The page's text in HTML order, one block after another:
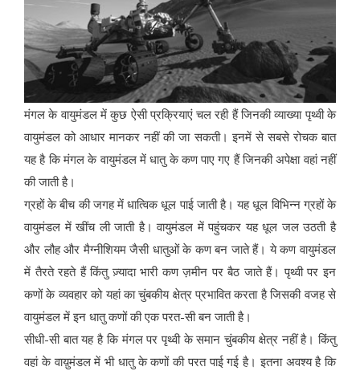
मंगल के वायुमंडल में कुछ ऐसी प्रक्रियाएं चल रही हैं जिनकी व्याख्या पृथ्वी के
वायुमंडल को आधार मानकर नहीं की जा सकती। इनमें से सबसे रोचक बात
यह है कि मंगल के वायुमंडल में धातु के कण पाए गए हैं जिनकी अपेक्षा वहां नहीं
की जाती है।
ग्रहों के बीच की जगह में धात्विक धूल पाई जाती है। यह धूल विभिन्न ग्रहों के
वायुमंडल में खींच ली जाती है। वायुमंडल में पहुंचकर यह धूल जल उठती है
और लौह और मैग्नीशियम जैसी धातुओं के कण बन जाते हैं। ये कण वायुमंडल
में तैरते रहते हैं किंतु ज़्यादा भारी कण ज़मीन पर बैठ जाते हैं। पृथ्वी पर इन
कणों के व्यवहार को यहां का चुंबकीय क्षेत्र प्रभावित करता है जिसकी वजह से
वायुमंडल में इन धातु कणों की एक परत-सी बन जाती है।
सीधी-सी बात यह है कि मंगल पर पृथ्वी के समान चुंबकीय क्षेत्र नहीं है। किंतु
वहां के वाय़ुमंडल में भी धातु के कणों की परत पाई गई है। इतना अवश्य है कि